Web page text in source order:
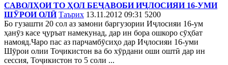
САВОЛҲОИ ТО ҲОЛ БЕҶАВОБИ ИҶЛОСИЯИ 16-УМИ
ШӮРОИ ОЛӢ Таърих 13.11.2012 09:31 5200
Бо гузашти 20 сол аз замони баргузории Иҷлосияи 16-ум
ҳанӯз касе ҷуръат намекунад, дар ин бора ошкоро сӯҳбат
намояд.Чаро пас аз парчамбӯсиҳо дар Иҷлосияи 16-уми
Шӯрои олии Тоҷикистон ва бо хӯрдани оши оштӣ дар ин
сессия, Тоҷикистон то 5 соли ...